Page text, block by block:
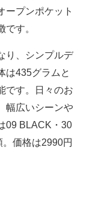
ープンポケット
す。
り、シンプルデ
は435グラムと
です。日々のお
幅広いシーンや
09 BLACK・30
価格は2990円